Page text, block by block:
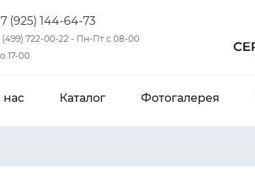
(925) 144-64-73
(499) 722-00-22 - Пн-Пт с 08-00
17-00
Каталог Фотогалерея